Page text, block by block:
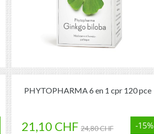
PHYTOPHARMA 6 en 1 cpr 120 pce
21,10 CHF 24,80 CHF -15%